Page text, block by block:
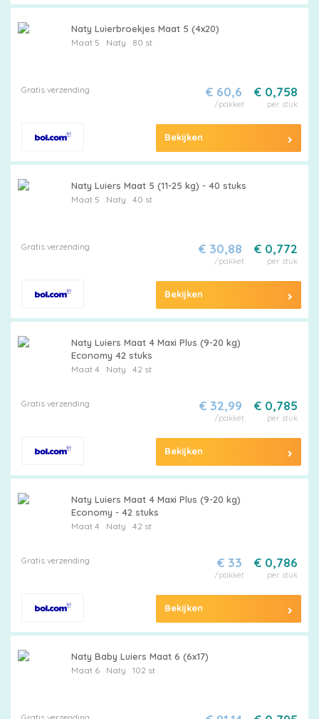
Naty Luierbroekjes Maat 5 (4x20)
Maat 5 Naty 80 st
Gratis verzending € 0,758
per stuk
€ 60,6
/pakket
Bekijken
Naty Luiers Maat 5 (11-25 kg) - 40 stuks
Maat 5 Naty 40 st
Gratis verzending € 0,772
per stuk
€ 30,88
/pakket
Bekijken
Naty Luiers Maat 4 Maxi Plus (9-20 kg)
Economy 42 stuks
Maat 4 Naty 42 st
Gratis verzending € 0,785
per stuk
€ 32,99
/pakket
Bekijken
Naty Luiers Maat 4 Maxi Plus (9-20 kg)
Economy - 42 stuks
Maat 4 Naty 42 st
Gratis verzending € 0,786
per stuk
€ 33
/pakket
Bekijken
Naty Baby Luiers Maat 6 (6x17)
Maat 6 Naty 102 st